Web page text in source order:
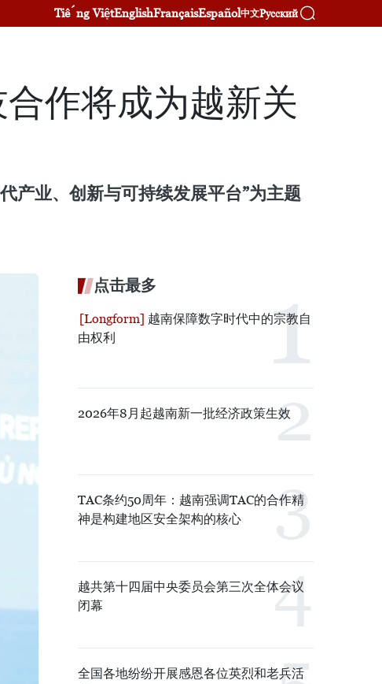
Tiếng ViệtEnglishFrançaisEspañol中文Русский
作将成为越新关
产业、创新与可持续发展平台”为主题
点击最多
越南保障数字时代中的宗教自
由权利
2026年8月起越南新一批经济政策生效
TAC条约50周年：越南强调TAC的合作精
神是构建地区安全架构的核心
越共第十四届中央委员会第三次全体会议
闭幕
全国各地纷纷开展感恩各位英烈和老兵活